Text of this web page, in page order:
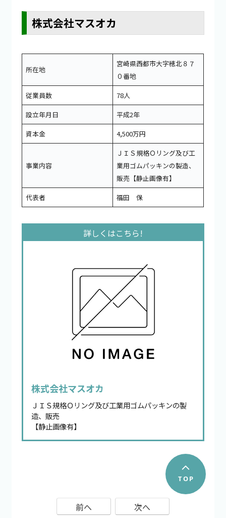
株式会社マスオカ
所在地
宮崎県西都市大字穂北８７
０番地
従業員数
78人
設立年月日
平成2年
資本金
4,500万円
事業内容
ＪＩＳ規格Ｏリング及び工
業用ゴムパッキンの製造、
販売【静止画像有】
代表者
福田 保
株式会社マスオカ
ＪＩＳ規格Ｏリング及び工業用ゴムパッキンの製
造、販売
【静止画像有】
前へ 次へ